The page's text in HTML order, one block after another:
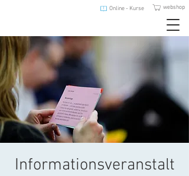
webshop
Online - Kurse
Informationsveranstalt